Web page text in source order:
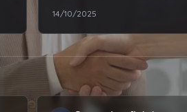
14/10/2025